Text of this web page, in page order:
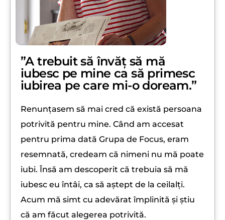
”A trebuit să învăț să mă
iubesc pe mine ca să primesc
iubirea pe care mi-o doream.”
Renunțasem să mai cred că există persoana
potrivită pentru mine. Când am accesat
pentru prima dată Grupa de Focus, eram
resemnată, credeam că nimeni nu mă poate
iubi. Însă am descoperit că trebuia să mă
iubesc eu întâi, ca să aștept de la ceilalți.
Acum mă simt cu adevărat împlinită și știu
că am făcut alegerea potrivită.